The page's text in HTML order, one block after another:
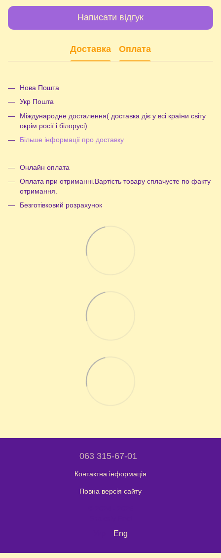
Написати відгук
Доставка Оплата
Нова Пошта
Укр Пошта
Міждународне досталення( доставка діє у всі країни світу
окрім росії і білорусі)
Більше інформації про доставку
Онлайн оплата
Оплата при отриманні.Вартість товару сплачуєте по факту
отримання.
Безготівковий розрахунок
063 315-67-01
Контактна інформація
Повна версія сайту
Eng